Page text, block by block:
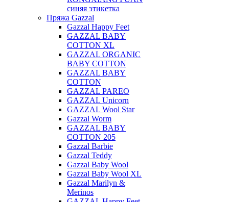
синяя этикетка
Пряжа Gazzal
Gazzal Happy Feet
GAZZAL BABY
COTTON XL
GAZZAL ORGANIC
BABY COTTON
GAZZAL BABY
COTTON
GAZZAL PAREO
GAZZAL Unicorn
GAZZAL Wool Star
Gazzal Worm
GAZZAL BABY
COTTON 205
Gazzal Barbie
Gazzal Teddy
Gazzal Baby Wool
Gazzal Baby Wool XL
Gazzal Marilyn &
Merinos